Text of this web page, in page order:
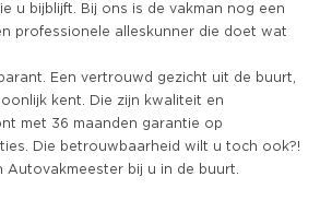
u bijblijft. Bij ons is de vakman nog een
professionele alleskunner die doet wat
Een vertrouwd gezicht uit de buurt,
kent. Die zijn kwaliteit en
met 36 maanden garantie op
Die betrouwbaarheid wilt u toch ook?!